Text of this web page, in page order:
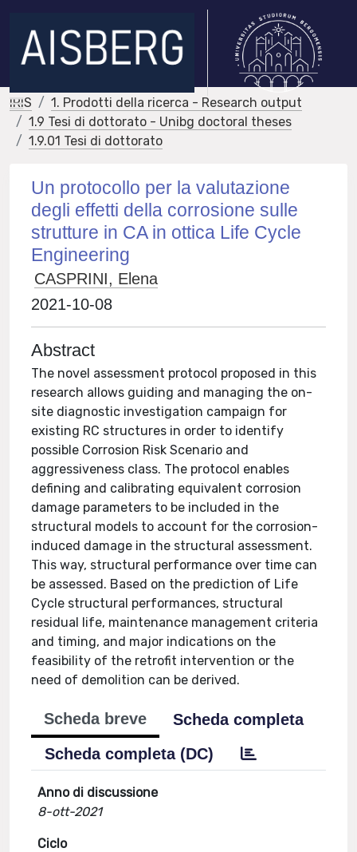
IRIS
1. Prodotti della ricerca - Research output
1.9 Tesi di dottorato - Unibg doctoral theses
1.9.01 Tesi di dottorato
Un protocollo per la valutazione
degli effetti della corrosione sulle
strutture in CA in ottica Life Cycle
Engineering
CASPRINI, Elena
2021-10-08
Abstract
The novel assessment protocol proposed in this
research allows guiding and managing the on-
site diagnostic investigation campaign for
existing RC structures in order to identify
possible Corrosion Risk Scenario and
aggressiveness class. The protocol enables
defining and calibrating equivalent corrosion
damage parameters to be included in the
structural models to account for the corrosion-
induced damage in the structural assessment.
This way, structural performance over time can
be assessed. Based on the prediction of Life
Cycle structural performances, structural
residual life, maintenance management criteria
and timing, and major indications on the
feasibility of the retrofit intervention or the
need of demolition can be derived.
Scheda breve
Scheda completa
Scheda completa (DC)
Anno di discussione
8-ott-2021
Ciclo